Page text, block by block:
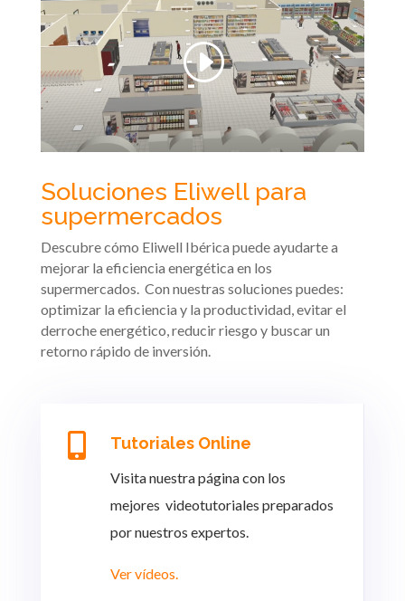
Soluciones Eliwell para
supermercados
Descubre cómo Eliwell Ibérica puede ayudarte a
mejorar la eficiencia energética en los
supermercados. Con nuestras soluciones puedes:
optimizar la eficiencia y la productividad, evitar el
derroche energético, reducir riesgo y buscar un
retorno rápido de inversión.
 Tutoriales Online
Visita nuestra página con los
mejores videotutoriales preparados
por nuestros expertos.
Ver vídeos.